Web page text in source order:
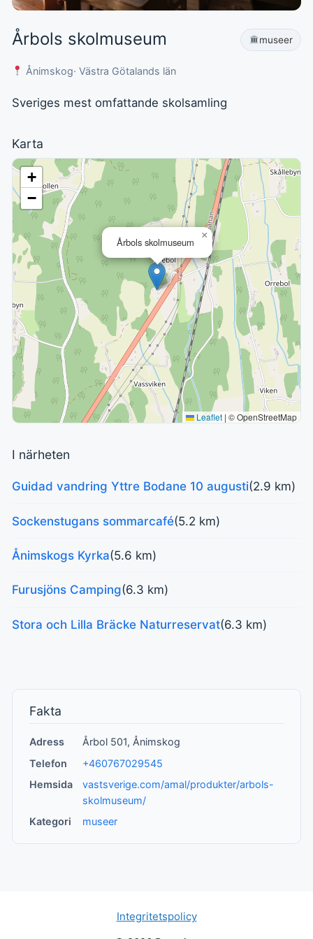
Årbols skolmuseum museer
Ånimskog· Västra Götalands län
Sveriges mest omfattande skolsamling
Karta
Årbols skolmuseum
×
+
−
Leaflet | © OpenStreetMap
I närheten
Guidad vandring Yttre Bodane 10 augusti(2.9 km)
Sockenstugans sommarcafé(5.2 km)
Ånimskogs Kyrka(5.6 km)
Furusjöns Camping(6.3 km)
Stora och Lilla Bräcke Naturreservat(6.3 km)
Fakta
Adress
Årbol 501, Ånimskog
Telefon
+460767029545
Hemsida
vastsverige.com/amal/produkter/arbols-
skolmuseum/
Kategori
museer
Integritetspolicy